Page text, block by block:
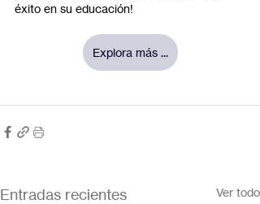
éxito en su educación!
Explora más ...
Entradas recientes Ver todo